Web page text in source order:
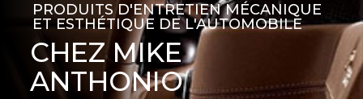
PRODUITS D'ENTRETIEN MÉCANIQUE
ET ESTHÉTIQUE DE L'AUTOMOBILE
CHEZ MIKE
ANTHONIO